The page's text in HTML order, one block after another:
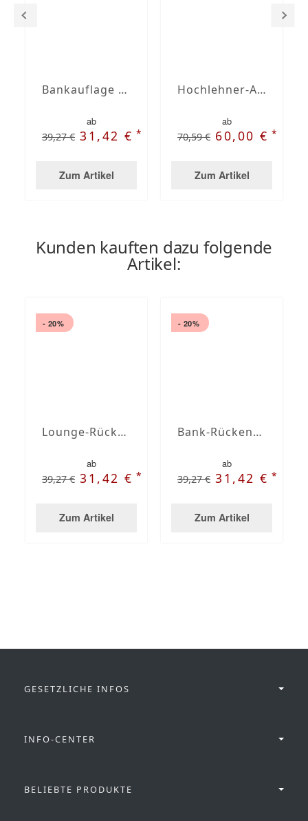
Bankauflage nach Maß mit Stegsaum
ab
39,27 € 31,42 €*
Zum Artikel
Hochlehner-Auflagen mit Stegsaum nach Maß
ab
70,59 € 60,00 €*
Zum Artikel
Kunden kauften dazu folgende
Artikel:
- 20%
Lounge-Rückenkissen nach Maß anthrazit meliert
ab
39,27 € 31,42 €*
Zum Artikel
- 20%
Bank-Rückenkissen Agora Plains Perla
ab
39,27 € 31,42 €*
Zum Artikel
GESETZLICHE INFOS
INFO-CENTER
BELIEBTE PRODUKTE